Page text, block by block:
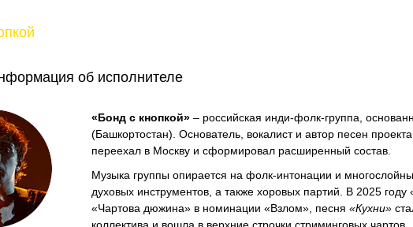
об исполнителе
«Бонд с кнопкой» – российская инди-фолк-группа,
(Башкортостан). Основатель, вокалист и автор песен
переехал в Москву и сформировал расширенный состав.
Музыка группы опирается на фолк-интонации и
духовых инструментов, а также хоровых партий. В 2025
«Чартова дюжина» в номинации «Взлом», песня «Кухни»